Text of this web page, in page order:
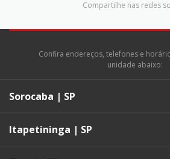
Compartilhe nas redes
Confira endereços, telefones e
unidade abaixo:
Sorocaba | SP
Itapetininga | SP